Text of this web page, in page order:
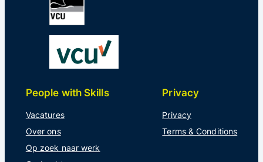
People with Skills
Vacatures
Over ons
Op zoek naar werk
Privacy
Privacy
Terms & Conditions